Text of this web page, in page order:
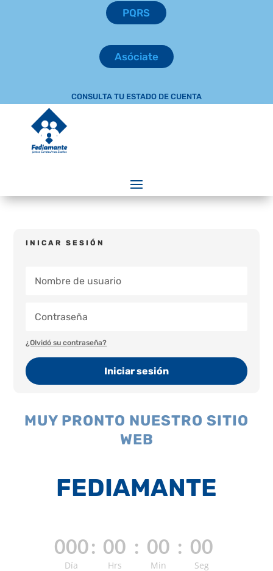
PQRS
Asóciate
CONSULTA TU ESTADO DE CUENTA
INICAR SESIÓN
¿Olvidó su contraseña?
Iniciar sesión
MUY PRONTO NUESTRO SITIO
WEB
FEDIAMANTE
000
Día
: 00
Hrs
: 00
Min
: 00
Seg